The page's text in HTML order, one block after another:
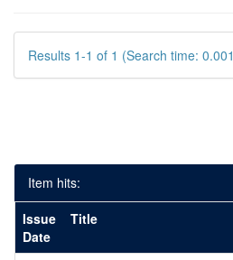
Results 1-1 of 1 (Search time:
Item hits:
Issue
Date
Title